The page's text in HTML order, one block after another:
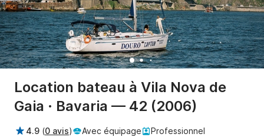
Location bateau à Vila Nova de
Gaia · Bavaria — 42 (2006)
4.9 (0 avis) Avec équipage
Professionnel